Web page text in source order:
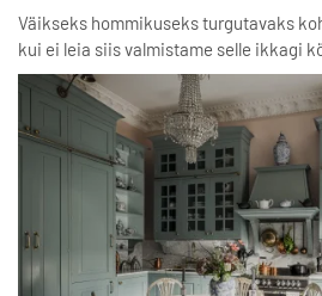
Väikseks hommikuseks turgutavaks
kui ei leia siis valmistame selle ikkagi